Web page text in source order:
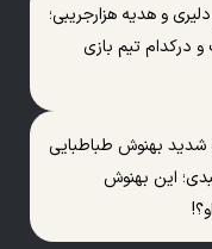
و هدیه هزارجریبی؛
درکدام تیم بازی
شدید بهنوش طباطبایی
این بهنوش